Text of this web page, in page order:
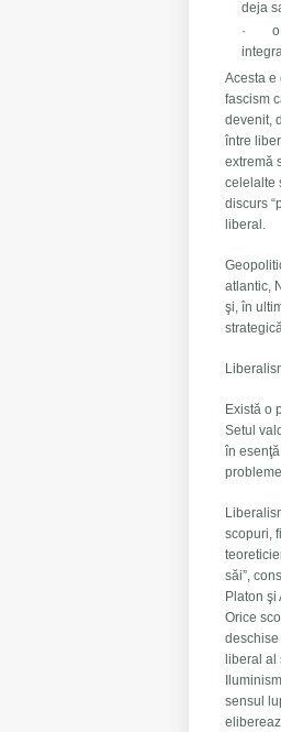
deja
· o
Acesta
fascism
devenit,
între
extremă
celelalte
discurs
liberal.
atlantic,
şi, în
Există o
Setul
în
scopuri,
săi”,
Platon
Orice
liberal
sensul